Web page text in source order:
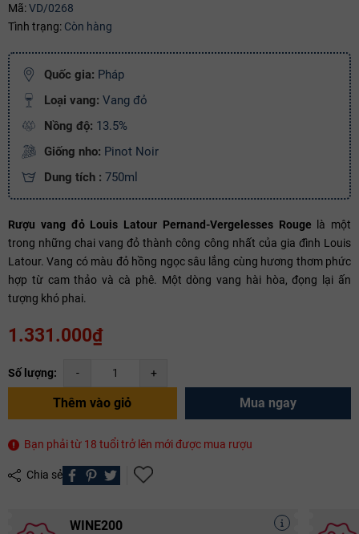
Mã:VD/0268
Tình trạng: Còn hàng
Quốc gia: Pháp
Loại vang: Vang đỏ
Nồng độ: 13.5%
Giống nho: Pinot Noir
Dung tích : 750ml
Rượu vang đỏ Louis Latour Pernand-Vergelesses Rouge là một
trong những chai vang đỏ thành công công nhất của gia đình Louis
Latour. Vang có màu đỏ hồng ngọc sâu lắng cùng hương thơm phức
hợp từ cam thảo và cà phê. Một dòng vang hài hòa, đọng lại ấn
tượng khó phai.
1.331.000₫
Số lượng: - +
Thêm vào giỏ Mua ngay
Bạn phải từ 18 tuổi trở lên mới được mua rượu
Chia sẻ
WINE200
Mã giảm giá:
Ngày hết hạn:
Điều kiện:
Copy mã và nhập mã ở trang THANH TOÁN